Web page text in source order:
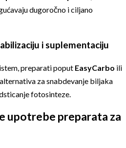
dugoročno i ciljano
i suplementaciju
preparati poput EasyCarbo ili
za snabdevanje biljaka
fotosinteze.
upotrebe preparata za